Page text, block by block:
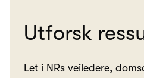
Utforsk
Let i NRs veiledere,